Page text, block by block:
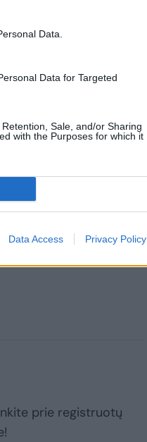
Data.
Data for Targeted
Sale, and/or Sharing
with the Purposes for which it
Data Access Privacy Policy
augalinį maistą
prisidedant prie
nebus sunku,
receptais,
skaniai.
prie registruotų